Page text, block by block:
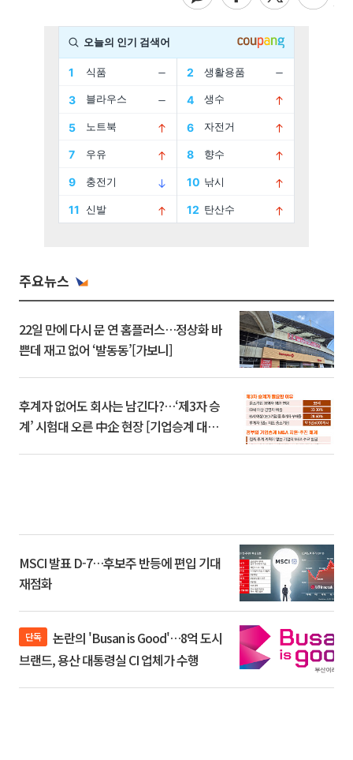
주요뉴스
22일 만에 다시 문 연 홈플러스…정상화 바
쁜데 재고 없어 ‘발동동’[가보니]
후계자 없어도 회사는 남긴다?…‘제3자 승
계’ 시험대 오른 中企 현장 [기업승계 대전
MSCI 발표 D-7…후보주 반등에 편입 기대
재점화
단독
브랜드, 용산 대통령실 CI 업체가 수행